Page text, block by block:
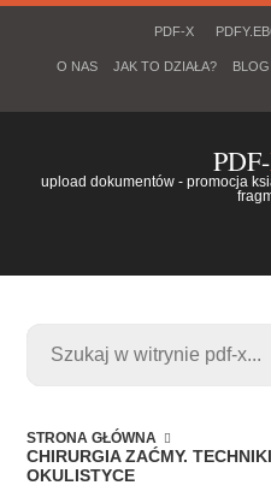
PDF-X
O NAS JAK TO DZIAŁA? BLOG
PDF-
upload dokumentów - promocja
STRONA GŁÓWNA
CHIRURGIA ZAĆMY.
OKULISTYCE